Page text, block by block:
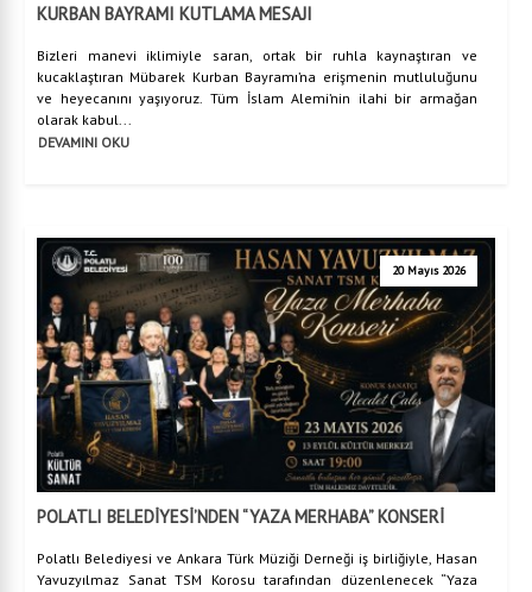
KURBAN BAYRAMI KUTLAMA MESAJI
Bizleri manevi iklimiyle saran, ortak bir ruhla kaynaştıran ve
kucaklaştıran Mübarek Kurban Bayramı’na erişmenin mutluluğunu
ve heyecanını yaşıyoruz. Tüm İslam Alemi’nin ilahi bir armağan
olarak kabul...
DEVAMINI OKU
20 Mayıs 2026
POLATLI BELEDİYESİ’NDEN “YAZA MERHABA” KONSERİ
Polatlı Belediyesi ve Ankara Türk Müziği Derneği iş birliğiyle, Hasan
Yavuzyılmaz Sanat TSM Korosu tarafından düzenlenecek “Yaza